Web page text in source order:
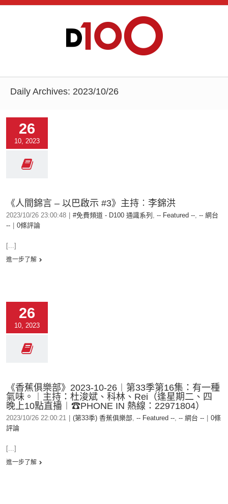
Daily Archives: 2023/10/26
26
10, 2023
《人間錦言 – 以巴啟示 #3》主持︰李錦洪
2023/10/26 23:00:48 #免費頻道 - D100 通識系列 , -- Featured --, -- 網台
--
0條評論
[...]
進一步了解
26
10, 2023
《香蕉俱樂部》2023-10-26︱第33季第16集：有一種
氣味。︱主持：杜浚斌、科林、Rei（逢星期二、四
晚上10點直播︱☎PHONE IN 熱線：22971804）
2023/10/26 22:00:21 (第33季) 香蕉俱樂部, -- Featured --, -- 網台 --
0條
評論
[...]
進一步了解